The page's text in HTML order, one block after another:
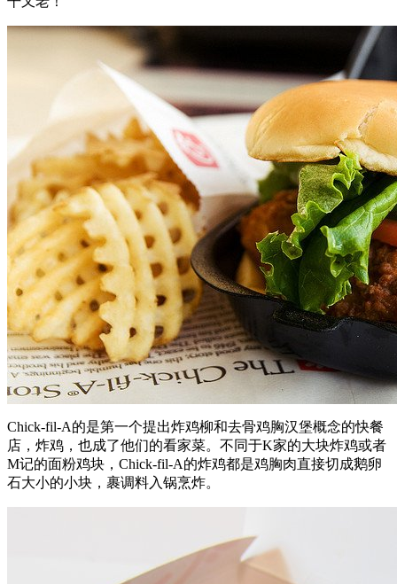
Chick-fil-A的是第一个提出炸鸡柳和去骨鸡胸汉堡概念的快餐
店，炸鸡，也成了他们的看家菜。不同于K家的大块炸鸡或者
M记的面粉鸡块，Chick-fil-A的炸鸡都是鸡胸肉直接切成鹅卵
石大小的小块，裹调料入锅烹炸。